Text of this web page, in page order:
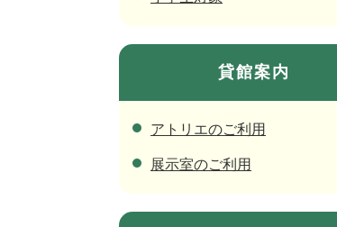
貸館案内
アトリエのご利用
展示室のご利用